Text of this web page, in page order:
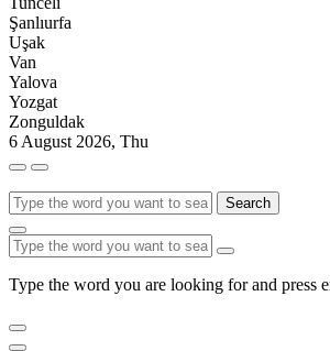
Şanlıurfa
Uşak
Van
Yalova
Yozgat
Zonguldak
6 August 2026, Thu
Search
Type the word you are looking for and press